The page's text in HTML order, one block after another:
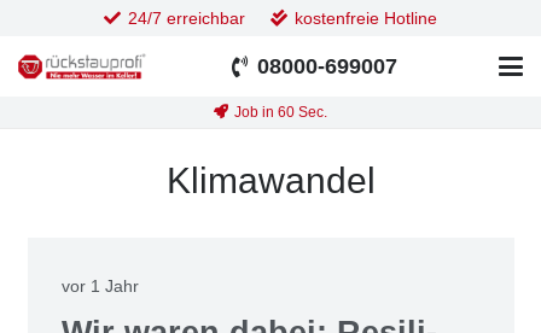
24/7 erreichbar kostenfreie Hotline
08000-699007
Job in 60 Sec.
Klimawandel
vor 1 Jahr